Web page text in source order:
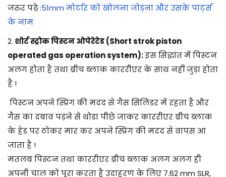
जरुर पढ़े :51mm मोर्टार को खोलना जोड़ना और उसके पार्ट्स
के नाम
2. शोर्ट स्ट्रोक पिस्टन ओपेरेटेड (Short strok piston
operated gas operation system):इस सिद्धांत में पिस्टन
अलग होता है तथा ब्रीच ब्लाक काररीएर के साथ नहीं जुड़ा होता
है !
पिस्टन अपने स्प्रिंग की मदद से गैस सिलिंडर में रहता है और
गैस का दबाव पड़ने से थोडा पीछे जाकर काररीएर ब्रीच ब्लाक
के हेड पर ठोकर मार कर अपने स्प्रिंग की मदद से वापस आ
जाता है !
मतलब पिस्टन तथा काररीएर ब्रीच ब्लाक अलग अलग ही
अपनी चाल को पूरा करता है उदाहरण के लिए 7.62 mm SLR,